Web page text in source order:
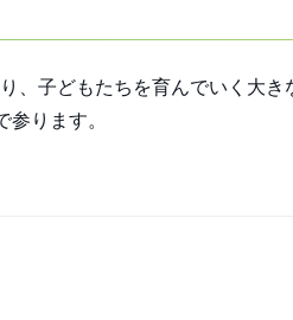
子どもたちを育んでいく大き
ります。